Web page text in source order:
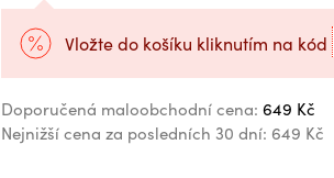
Vložte do košíku kliknutím na kód
Doporučená maloobchodní cena: 649 Kč
Nejnižší cena za posledních 30 dní: 649 Kč